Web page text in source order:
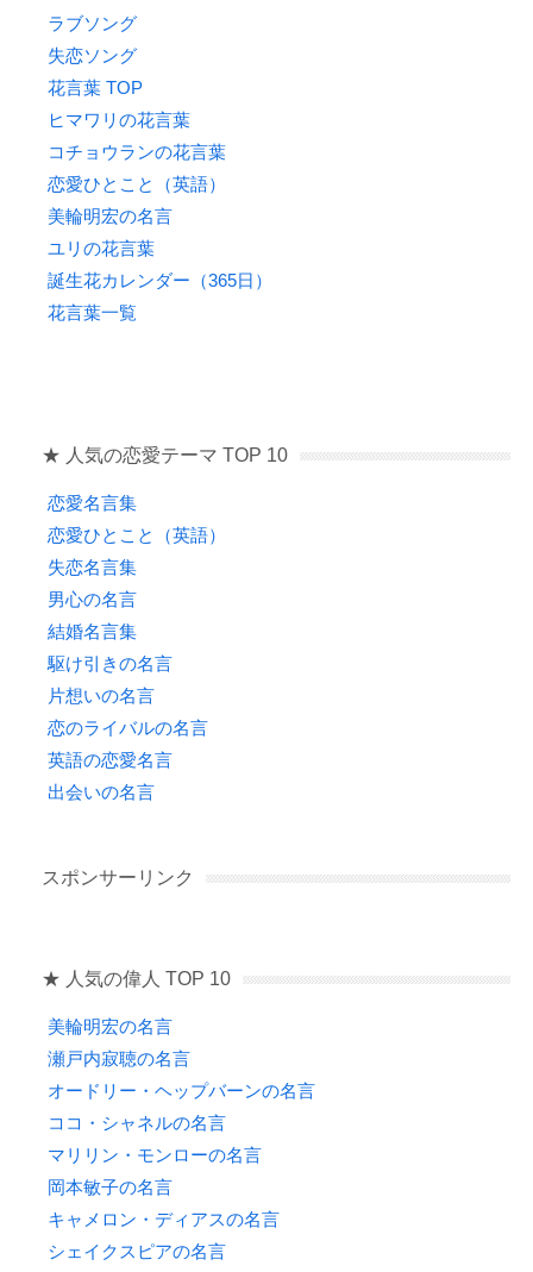
ラブソング
失恋ソング
花言葉 TOP
ヒマワリの花言葉
コチョウランの花言葉
恋愛ひとこと（英語）
美輪明宏の名言
ユリの花言葉
誕生花カレンダー（365日）
花言葉一覧
★ 人気の恋愛テーマ TOP 10
恋愛名言集
恋愛ひとこと（英語）
失恋名言集
男心の名言
結婚名言集
駆け引きの名言
片想いの名言
恋のライバルの名言
英語の恋愛名言
出会いの名言
スポンサーリンク
★ 人気の偉人 TOP 10
美輪明宏の名言
瀬戸内寂聴の名言
オードリー・ヘップバーンの名言
ココ・シャネルの名言
マリリン・モンローの名言
岡本敏子の名言
キャメロン・ディアスの名言
シェイクスピアの名言